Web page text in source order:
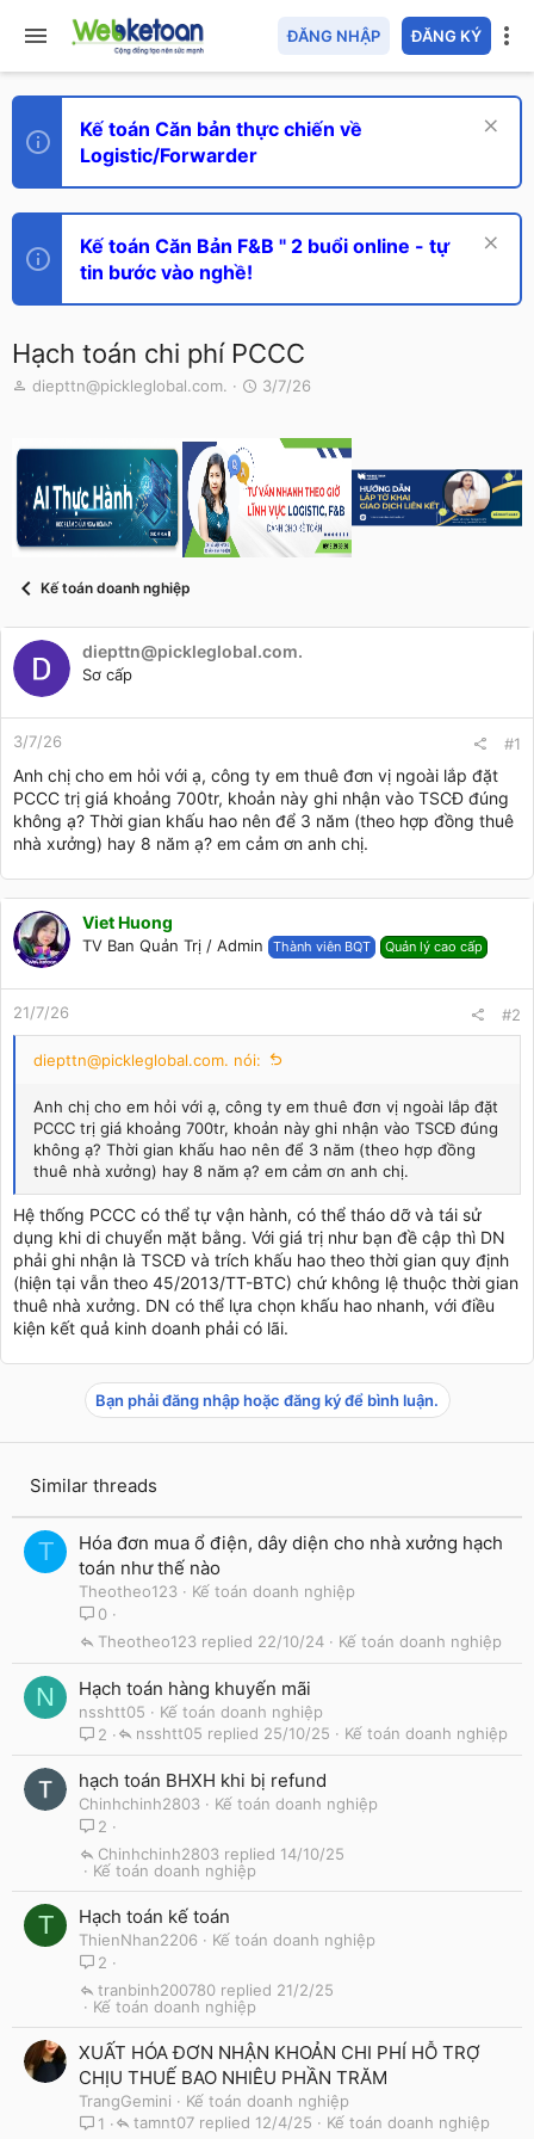
ĐĂNG NHẬP ĐĂNG KÝ
Kế toán Căn bản thực chiến về
Logistic/Forwarder
Kế toán Căn Bản F&B " 2 buổi online - tự
tin bước vào nghề!
Hạch toán chi phí PCCC
T
e
a
d
s
a
r
diepttn@pickleglobal.com.
N
ử
i
3/7/26
Kế toán doanh nghiệp
diepttn@pickleglobal.com.
Sơ cấp
3/7/26 #1
Anh chị cho em hỏi với ạ, công ty em thuê đơn vị ngoài lắp đặt
PCCC trị giá khoảng 700tr, khoản này ghi nhận vào TSCĐ đúng
không ạ? Thời gian khấu hao nên để 3 năm (theo hợp đồng thuê
nhà xưởng) hay 8 năm ạ? em cảm ơn anh chị.
Viet Huong
TV Ban Quản Trị / Admin Thành viên BQT Quản lý cao cấp
21/7/26 #2
diepttn@pickleglobal.com. nói:
Anh chị cho em hỏi với ạ, công ty em thuê đơn vị ngoài lắp đặt
PCCC trị giá khoảng 700tr, khoản này ghi nhận vào TSCĐ đúng
không ạ? Thời gian khấu hao nên để 3 năm (theo hợp đồng
thuê nhà xưởng) hay 8 năm ạ? em cảm ơn anh chị.
Hệ thống PCCC có thể tự vận hành, có thể tháo dỡ và tái sử
dụng khi di chuyển mặt bằng. Với giá trị như bạn đề cập thì DN
phải ghi nhận là TSCĐ và trích khấu hao theo thời gian quy định
(hiện tại vẫn theo 45/2013/TT-BTC) chứ không lệ thuộc thời gian
thuê nhà xưởng. DN có thể lựa chọn khấu hao nhanh, với điều
kiện kết quả kinh doanh phải có lãi.
Bạn phải đăng nhập hoặc đăng ký để bình luận.
Similar threads
T
Hóa đơn mua ổ điện, dây diện cho nhà xưởng hạch
toán như thế nào
Theotheo123
Kế toán doanh nghiệp
0
Kế toán doanh nghiệp
22/10/24
Theotheo123
N Hạch toán hàng khuyến mãi
nsshtt05
Kế toán doanh nghiệp
2
Kế toán doanh nghiệp
25/10/25
nsshtt05
hạch toán BHXH khi bị refund
Chinhchinh2803
Kế toán doanh nghiệp
2
Kế toán doanh nghiệp
14/10/25
Chinhchinh2803
T Hạch toán kế toán
ThienNhan2206
Kế toán doanh nghiệp
2
Kế toán doanh nghiệp
21/2/25
tranbinh200780
XUẤT HÓA ĐƠN NHẬN KHOẢN CHI PHÍ HỖ TRỢ
CHỊU THUẾ BAO NHIÊU PHẦN TRĂM
TrangGemini
Kế toán doanh nghiệp
1
Kế toán doanh nghiệp
12/4/25
tamnt07